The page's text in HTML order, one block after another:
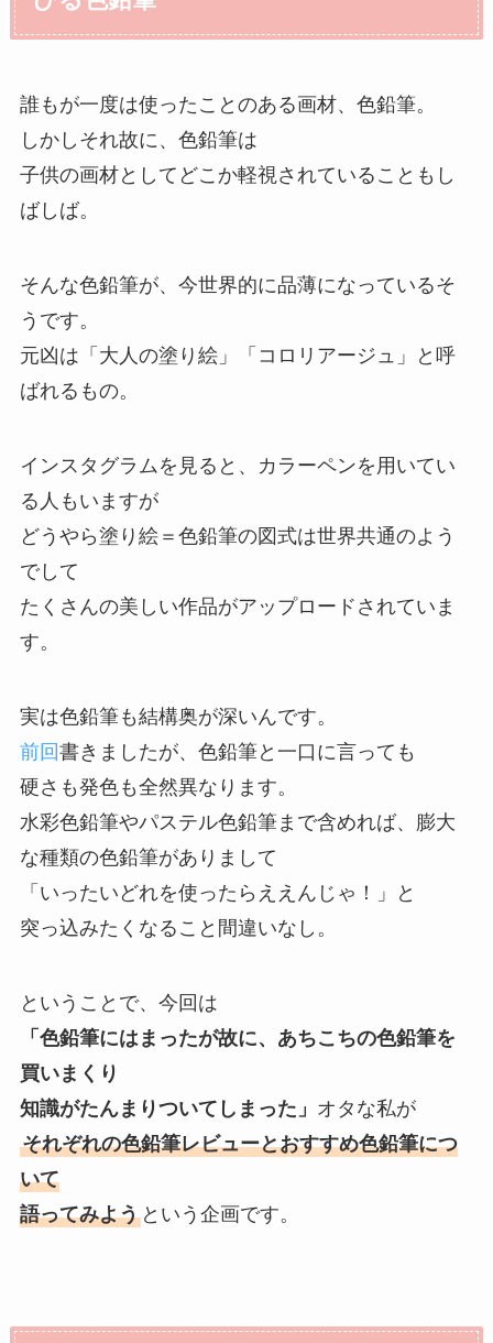
誰もが一度は使ったことのある画材、色鉛筆。
しかしそれ故に、色鉛筆は
子供の画材としてどこか軽視されていることもし
ばしば。
そんな色鉛筆が、今世界的に品薄になっているそ
うです。
元凶は「大人の塗り絵」「コロリアージュ」と呼
ばれるもの。
インスタグラムを見ると、カラーペンを用いてい
る人もいますが
どうやら塗り絵＝色鉛筆の図式は世界共通のよう
でして
たくさんの美しい作品がアップロードされていま
す。
実は色鉛筆も結構奥が深いんです。
前回書きましたが、色鉛筆と一口に言っても
硬さも発色も全然異なります。
水彩色鉛筆やパステル色鉛筆まで含めれば、膨大
な種類の色鉛筆がありまして
「いったいどれを使ったらええんじゃ！」と
突っ込みたくなること間違いなし。
ということで、今回は
「色鉛筆にはまったが故に、あちこちの色鉛筆を
買いまくり
知識がたんまりついてしまった」 オタな私が
それぞれの色鉛筆レビューとおすすめ色鉛筆につ
いて
語ってみようという企画です。